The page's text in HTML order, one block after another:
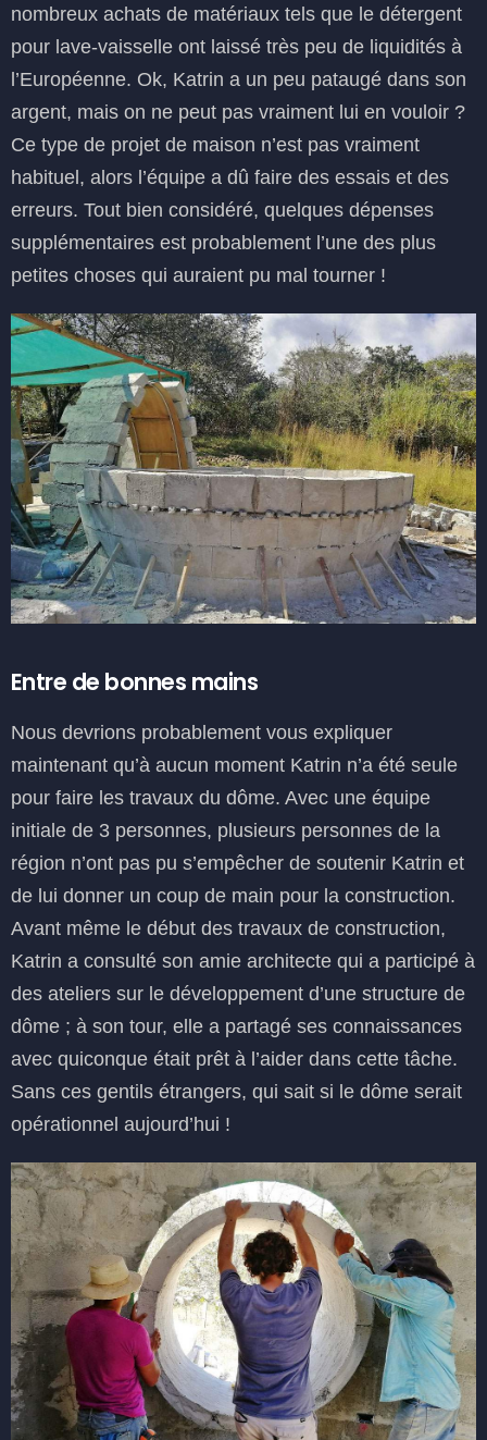
nombreux achats de matériaux tels que le détergent
pour lave-vaisselle ont laissé très peu de liquidités à
l’Européenne. Ok, Katrin a un peu pataugé dans son
argent, mais on ne peut pas vraiment lui en vouloir ?
Ce type de projet de maison n’est pas vraiment
habituel, alors l’équipe a dû faire des essais et des
erreurs. Tout bien considéré, quelques dépenses
supplémentaires est probablement l’une des plus
petites choses qui auraient pu mal tourner !
Entre de bonnes mains
Nous devrions probablement vous expliquer
maintenant qu’à aucun moment Katrin n’a été seule
pour faire les travaux du dôme. Avec une équipe
initiale de 3 personnes, plusieurs personnes de la
région n’ont pas pu s’empêcher de soutenir Katrin et
de lui donner un coup de main pour la construction.
Avant même le début des travaux de construction,
Katrin a consulté son amie architecte qui a participé à
des ateliers sur le développement d’une structure de
dôme ; à son tour, elle a partagé ses connaissances
avec quiconque était prêt à l’aider dans cette tâche.
Sans ces gentils étrangers, qui sait si le dôme serait
opérationnel aujourd’hui !